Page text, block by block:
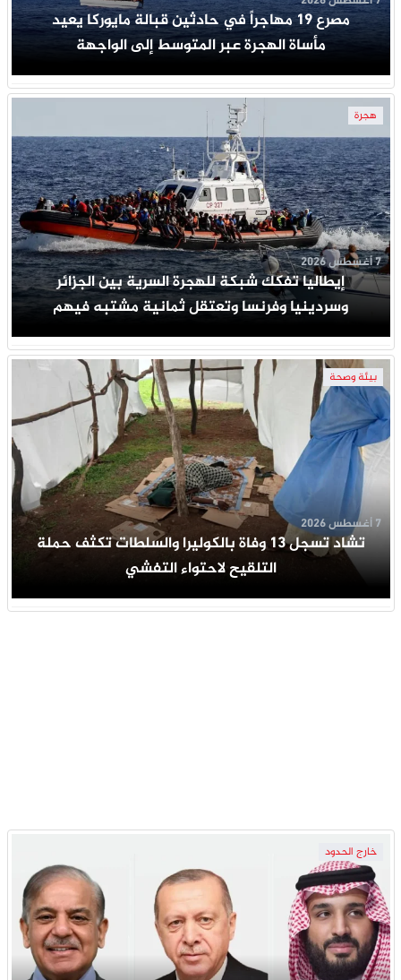
مصرع 19 مهاجراً في حادثين قبالة مايوركا يعيد
مأساة الهجرة عبر المتوسط إلى الواجهة
هجرة
إيطاليا تفكك شبكة للهجرة السرية بين الجزائر
وسردينيا وفرنسا وتعتقل ثمانية مشتبه فيهم
7 أغسطس 2026
بيئة وصحة
تشاد تسجل 13 وفاة بالكوليرا والسلطات تكثف حملة
التلقيح لاحتواء التفشي
7 أغسطس 2026
خارج الحدود